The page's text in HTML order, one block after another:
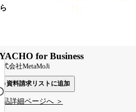
for Business
式会社MetaMoJi
資料請求リストに追加
品詳細ページへ ＞